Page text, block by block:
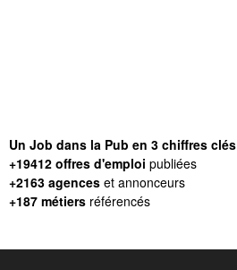
Un Job dans la Pub en 3 chiffres clés
+19412 offres d'emploi publiées
+2163 agences et annonceurs
+187 métiers référencés